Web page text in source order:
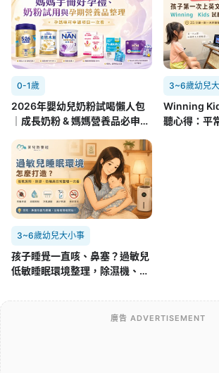
0-1歲
2026年嬰幼兒奶粉試喝懶人包
｜成長奶粉 & 媽媽營養品必申請
3~6歲幼兒
Winning
聽心得：平
3~6歲幼兒大小事
孩子睡覺一直咳、鼻塞？過敏兒
低敏睡眠環境整理，除濕機、空
廣告 ADVERTISEMENT